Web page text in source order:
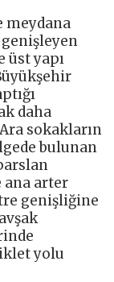
meydana
genişleyen
üst yapı
daha
sokakların
bulunan
ana arter
genişliğine
yolu